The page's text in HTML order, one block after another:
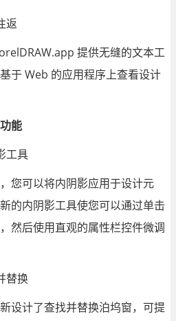
返
提供无缝的文本工
于 Web 的应用程序上查看设计
能
工具
可以将内阴影应用于设计元
的内阴影工具使您可以通过单击
然后使用直观的属性栏控件微调
替换
计了查找并替换泊坞窗，可提